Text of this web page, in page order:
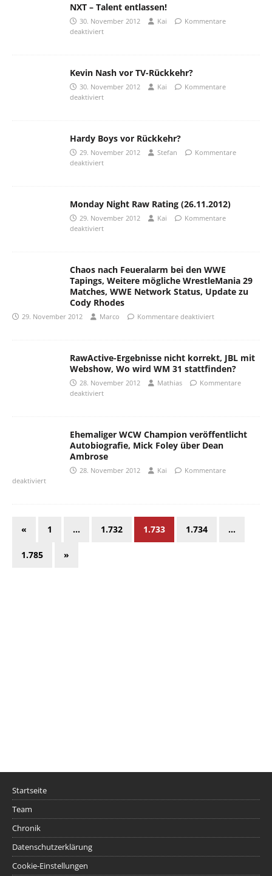
NXT – Talent entlassen!
30. November 2012 Kai
Kommentare
deaktiviert
Kevin Nash vor TV-Rückkehr?
30. November 2012 Kai
Kommentare
deaktiviert
Hardy Boys vor Rückkehr?
29. November 2012 Stefan
Kommentare
deaktiviert
Monday Night Raw Rating (26.11.2012)
29. November 2012 Kai
Kommentare
deaktiviert
Chaos nach Feueralarm bei den WWE
Tapings, Weitere mögliche WrestleMania 29
Matches, WWE Network Status, Update zu
Cody Rhodes
29. November 2012 Marco Kommentare deaktiviert
RawActive-Ergebnisse nicht korrekt, JBL mit
Webshow, Wo wird WM 31 stattfinden?
28. November 2012 Mathias
Kommentare
deaktiviert
Ehemaliger WCW Champion veröffentlicht
Autobiografie, Mick Foley über Dean
Ambrose
28. November 2012 Kai
Kommentare
deaktiviert
« 1 … 1.732 1.733 1.734 …
1.785 »
Startseite
Team
Chronik
Datenschutzerklärung
Cookie-Einstellungen